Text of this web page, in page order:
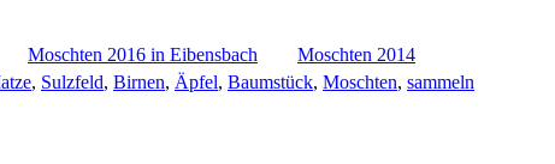
Moschten 2016 in Eibensbach
Moschten 2014
, Sulzfeld, Birnen, Äpfel, Baumstück, Moschten, sammeln